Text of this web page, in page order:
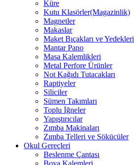
Küre
Kutu Klasörler(Magazinlik)
Magnetler
Makaslar
Maket Bıçakları ve Yedekleri
Mantar Pano
Masa Kalemlikleri
Metal Perfore Ürünler
Not Kağıdı Tutacakları
Raptiyeler
Siliciler
Sümen Takımları
Toplu İğneler
Yapıştırıcılar
Zımba Makinaları
Zımba Telleri ve Sökücüler
Okul Gereçleri
Beslenme Çantası
Boya Kalemleri